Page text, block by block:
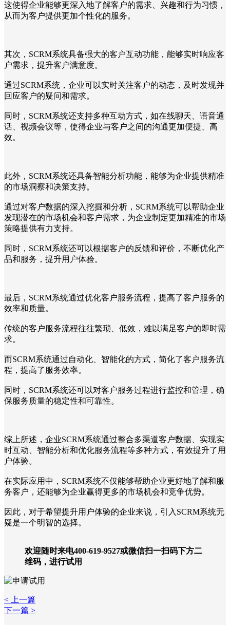
这使得企业能够更深入地了解客户的需求、兴趣和行为习惯，
从而为客户提供更加个性化的服务。
其次，SCRM系统具备强大的客户互动功能，能够实时响应客
户需求，提升客户满意度。
通过SCRM系统，企业可以实时关注客户的动态，及时发现并
回应客户的疑问和需求。
同时，SCRM系统还支持多种互动方式，如在线聊天、语音通
话、视频会议等，使得企业与客户之间的沟通更加便捷、高
效。
此外，SCRM系统还具备智能分析功能，能够为企业提供精准
的市场洞察和决策支持。
通过对客户数据的深入挖掘和分析，SCRM系统可以帮助企业
发现潜在的市场机会和客户需求，为企业制定更加精准的市场
策略提供有力支持。
同时，SCRM系统还可以根据客户的反馈和评价，不断优化产
品和服务，提升用户体验。
最后，SCRM系统通过优化客户服务流程，提高了客户服务的
效率和质量。
传统的客户服务流程往往繁琐、低效，难以满足客户的即时需
求。
而SCRM系统通过自动化、智能化的方式，简化了客户服务流
程，提高了服务效率。
同时，SCRM系统还可以对客户服务过程进行监控和管理，确
保服务质量的稳定性和可靠性。
综上所述，企业SCRM系统通过整合多渠道客户数据、实现实
时互动、智能分析和优化服务流程等多种方式，有效提升了用
户体验。
在实际应用中，SCRM系统不仅能够帮助企业更好地了解和服
务客户，还能够为企业赢得更多的市场机会和竞争优势。
因此，对于希望提升用户体验的企业来说，引入SCRM系统无
疑是一个明智的选择。
欢迎随时来电400-619-9527或微信扫一扫码下方二
维码，进行试用
< 上一篇
下一篇 >